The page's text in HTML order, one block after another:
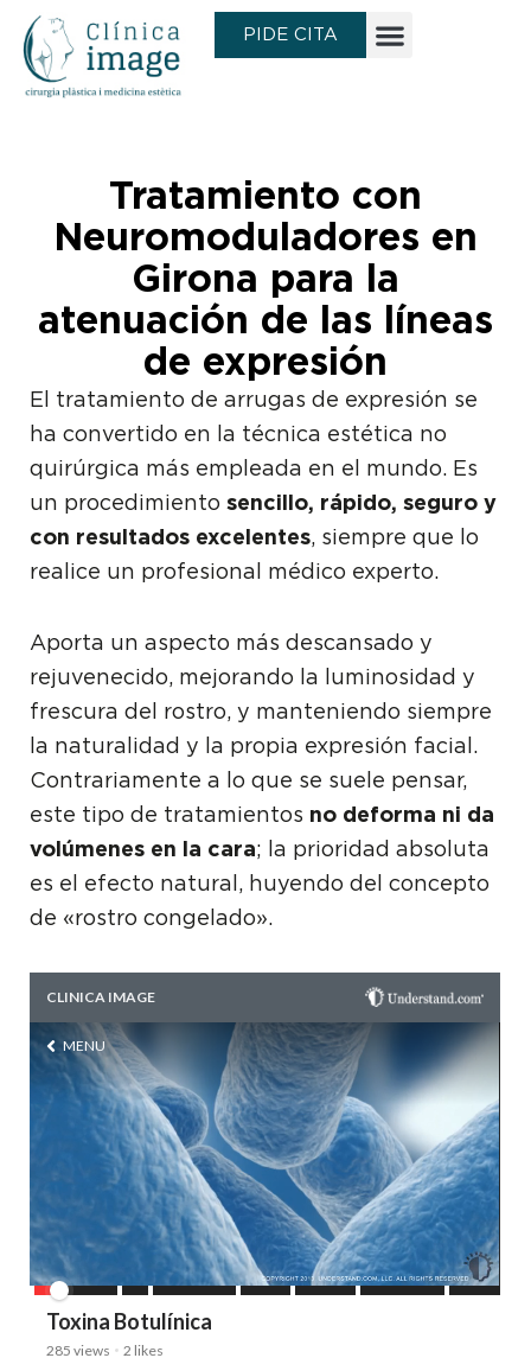
contenido
PIDE CITA
Tratamiento con
Neuromoduladores en
Girona para la
atenuación de las líneas
de expresión
El tratamiento de arrugas de expresión se
ha convertido en la técnica estética no
quirúrgica más empleada en el mundo. Es
un procedimientosencillo, rápido, seguro y
con resultados excelentes, siempre que lo
realice un profesional médico experto.
Aporta un aspecto más descansado y
rejuvenecido, mejorando la luminosidad y
frescura del rostro, y manteniendo siempre
la naturalidad y la propia expresión facial.
Contrariamente a lo que se suele pensar,
este tipo de tratamientos no deforma ni da
volúmenes en la cara; la prioridad absoluta
es el efecto natural, huyendo del concepto
de «rostro congelado».